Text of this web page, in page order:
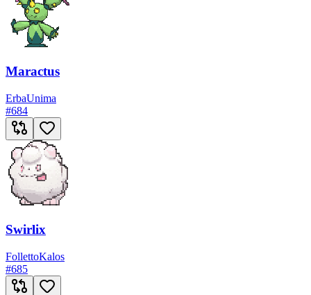
Maractus
ErbaUnima
#684
Swirlix
FollettoKalos
#685